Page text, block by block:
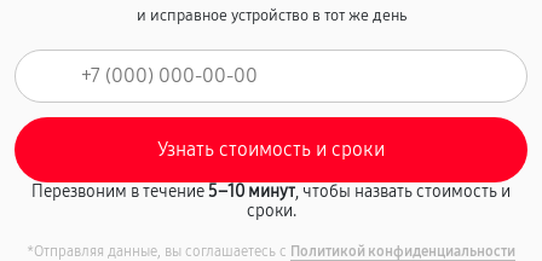
и исправное устройство в тот же день
Перезвоним в течение5–10 минут, чтобы назвать стоимость и
сроки.
*Отправляя данные, вы соглашаетесь с Политикой конфиденциальности